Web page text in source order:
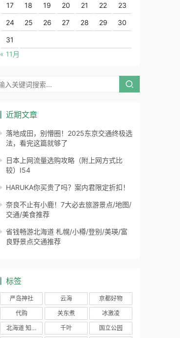
17 18 19 20 21 22 23
24 25 26 27 28 29 30
31
« 11月
近期文章
落地成田，别懵圈！2025东京交通终极选
法，看完这篇就够了
日本上网流量选购攻略（附上网方式比
较）I54
HARUKA你买贵了吗？案内君限定折扣！
奈良不止有小鹿！7大必去旅游景点/地图/
交通/美食推荐
省钱畅游北海道 札幌/小樽/登别/美瑛/富
良野景点交通推荐
标签
严岛神社 云海
京都好物
代购
关东煮
冰激凌
北海道 知床 道东
千叶
国立公园